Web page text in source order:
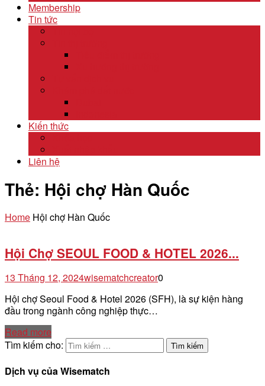
Membership
Tin tức
Kiến thức
Liên hệ
Thẻ: Hội chợ Hàn Quốc
Home Hội chợ Hàn Quốc
Hội Chợ SEOUL FOOD & HOTEL 2026...
13 Tháng 12, 2024wisematchcreator0
Hội chợ Seoul Food & Hotel 2026 (SFH), là sự kiện hàng
đầu trong ngành công nghiệp thực…
Read more
Tìm kiếm cho:
Dịch vụ của Wisematch